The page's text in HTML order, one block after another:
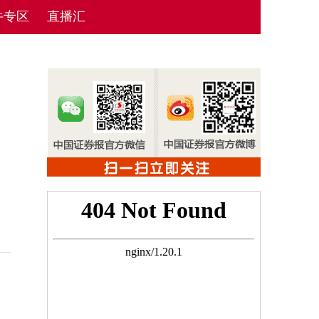
区 直播汇